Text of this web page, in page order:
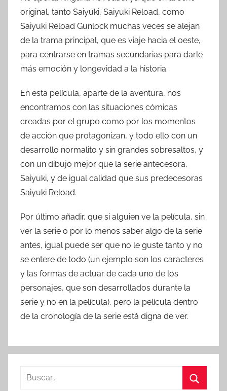
original, tanto Saiyuki, Saiyuki Reload, como
Saiyuki Reload Gunlock muchas veces se alejan
de la trama principal, que es viaje hacia el oeste,
para centrarse en tramas secundarias para darle
más emoción y longevidad a la historia.
En esta película, aparte de la aventura, nos
encontramos con las situaciones cómicas
creadas por el grupo como por los momentos
de acción que protagonizan, y todo ello con un
desarrollo normalito y sin grandes sobresaltos, y
con un dibujo mejor que la serie antecesora,
Saiyuki, y de igual calidad que sus predecesoras
Saiyuki Reload.
Por último añadir, que si alguien ve la película, sin
ver la serie o por lo menos saber algo de la serie
antes, igual puede ser que no le guste tanto y no
se entere de todo (un ejemplo son los caracteres
y las formas de actuar de cada uno de los
personajes, que son desarrollados durante la
serie y no en la película), pero la película dentro
de la cronología de la serie está digna de ver.